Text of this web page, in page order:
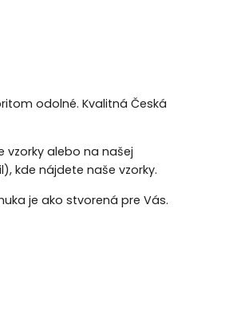
odolné. Kvalitná Česká
vzorky alebo na našej
kde nájdete naše vzorky.
je ako stvorená pre Vás.